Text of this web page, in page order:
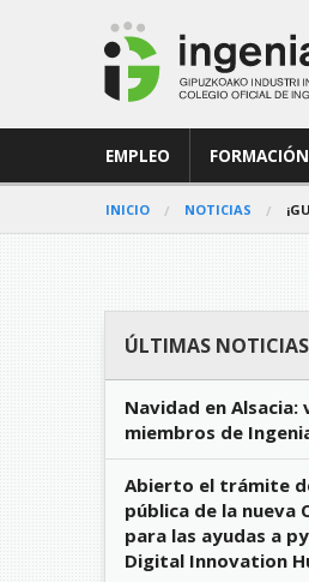
EMPLEO FORMACIÓN
INICIO NOTICIAS
ÚLTIMAS NOTICIAS
Navidad en
miembros de
Abierto el trámite
pública de la nueva
para las ayudas a
Digital Innovation